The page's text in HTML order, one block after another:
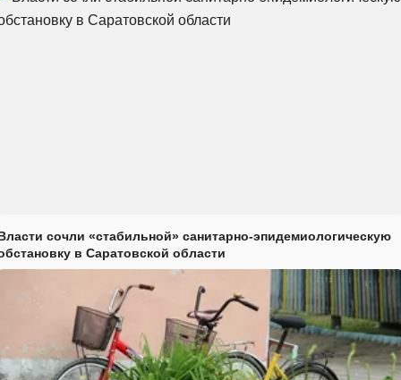
сочли «стабильной» санитарно-эпидемиологическую
в Саратовской области